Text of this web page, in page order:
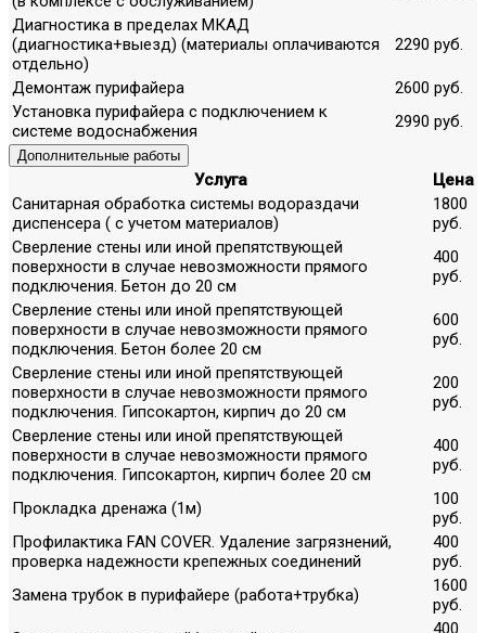
Диагностика в пределах МКАД
(диагностика+выезд) (материалы оплачиваются
отдельно)
2290 руб.
Демонтаж пурифайера
2600 руб.
Установка пурифайера с подключением к
системе водоснабжения
2990 руб.
Дополнительные работы
Услуга
Цена
Санитарная обработка системы водораздачи
диспенсера ( с учетом материалов)
1800
руб.
Сверление стены или иной препятствующей
поверхности в случае невозможности прямого
подключения. Бетон до 20 см
400
руб.
Сверление стены или иной препятствующей
поверхности в случае невозможности прямого
подключения. Бетон более 20 см
600
руб.
Сверление стены или иной препятствующей
поверхности в случае невозможности прямого
подключения. Гипсокартон, кирпич до 20 см
200
руб.
Сверление стены или иной препятствующей
поверхности в случае невозможности прямого
подключения. Гипсокартон, кирпич более 20 см
400
руб.
Прокладка дренажа (1м)
100
руб.
Профилактика FAN COVER. Удаление загрязнений,
проверка надежности крепежных соединений
400
руб.
Замена трубок в пурифайере (работа+трубка)
1600
руб.
400